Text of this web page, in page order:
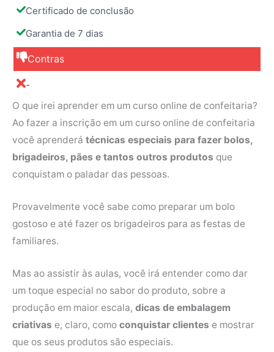
Certificado de conclusão
Garantia de 7 dias
Contras
-
O que irei aprender em um curso online de confeitaria?
Ao fazer a inscrição em um curso online de confeitaria
você aprenderá técnicas especiais para fazer bolos,
brigadeiros, pães e tantos outros produtos que
conquistam o paladar das pessoas.
Provavelmente você sabe como preparar um bolo
gostoso e até fazer os brigadeiros para as festas de
familiares.
Mas ao assistir às aulas, você irá entender como dar
um toque especial no sabor do produto, sobre a
produção em maior escala, dicas de embalagem
criativas e, claro, como conquistar clientes e mostrar
que os seus produtos são especiais.